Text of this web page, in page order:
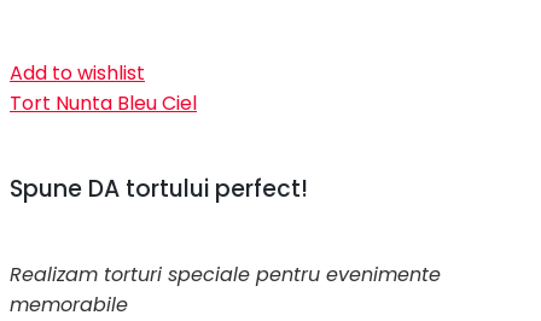
Add to wishlist
Tort Nunta Bleu Ciel
Spune DA tortului perfect!
Realizam torturi speciale pentru evenimente
memorabile